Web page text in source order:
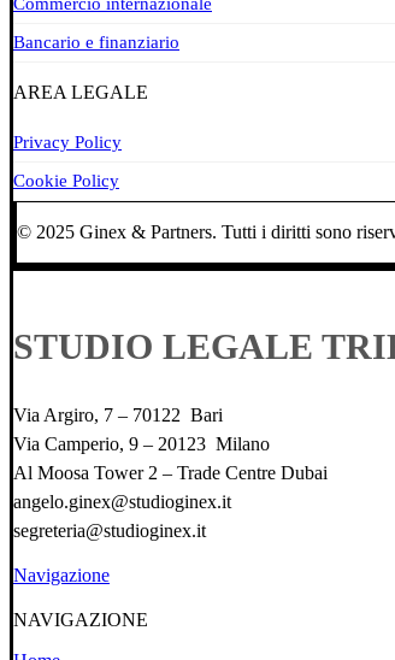
Bancario e finanziario
AREA LEGALE
Privacy Policy
Cookie Policy
© 2025 Ginex & Partners. Tutti i diritti sono
STUDIO LEGALE
Via Argiro, 7 – 70122 Bari
Via Camperio, 9 – 20123 Milano
Al Moosa Tower 2 – Trade Centre Dubai
angelo.ginex@studioginex.it
segreteria@studioginex.it
Navigazione
NAVIGAZIONE